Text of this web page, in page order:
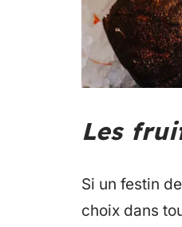
Les
Si un festin
choix dans